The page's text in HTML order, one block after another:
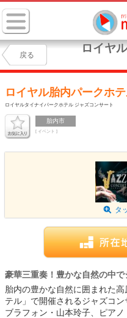
戻る
ロイヤ
ロイヤル胎内パークホ
ロイヤルタイナイパークホテル ジャズコンサート
胎内市
[ イベント ]
タ
豪華三重奏！豊かな自然の中
胎内の豊かな自然に囲まれた
テル」で開催されるジャズコ
ブラフォン・山本玲子、ピア